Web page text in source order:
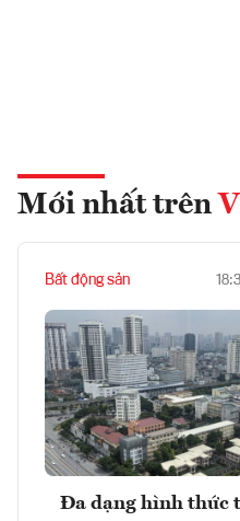
Mới nhất trên
Bất động sản
Đa dạng hình thức